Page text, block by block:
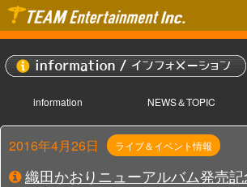
information NEWS＆TOPIC
2016年4月26日 ライブ＆イベント情報
織田かおりニューアルバム発売